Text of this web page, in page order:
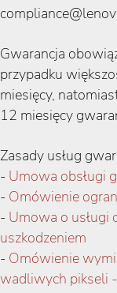
Gwarancja
przypadku
miesięcy,
12 miesięcy
Zasady usług
- Umowa obsługi
- Omówienie
- Umowa o usługi
uszkodzeniem
- Omówienie
wadliwych pikseli